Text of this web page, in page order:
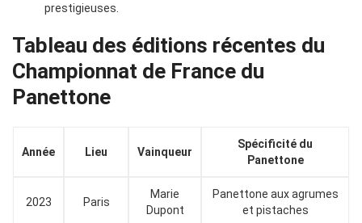
prestigieuses.
Tableau des éditions récentes du
Championnat de France du
Panettone
Année Lieu Vainqueur
Spécificité du
Panettone
2023 Paris
Marie
Dupont
Panettone aux agrumes
et pistaches